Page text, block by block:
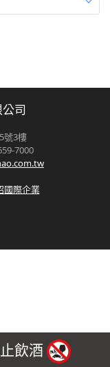
司
號3樓
7000
國際企業
飲酒